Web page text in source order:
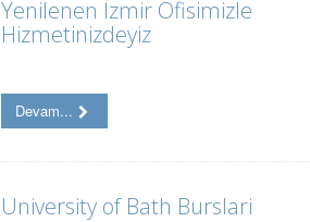
Yenilenen İzmir Ofisimizle
Hizmetinizdeyiz
Devam...
University of Bath Burslari